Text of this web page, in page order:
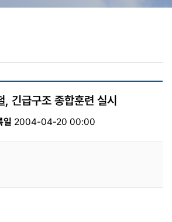
, 긴급구조 종합훈련 실시
일 2004-04-20 00:00